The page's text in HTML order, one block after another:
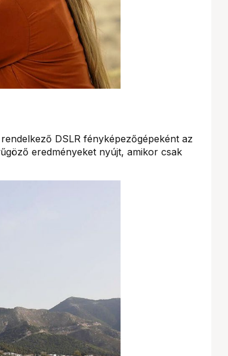
DSLR fényképezőgépeként az
eredményeket nyújt, amikor csak